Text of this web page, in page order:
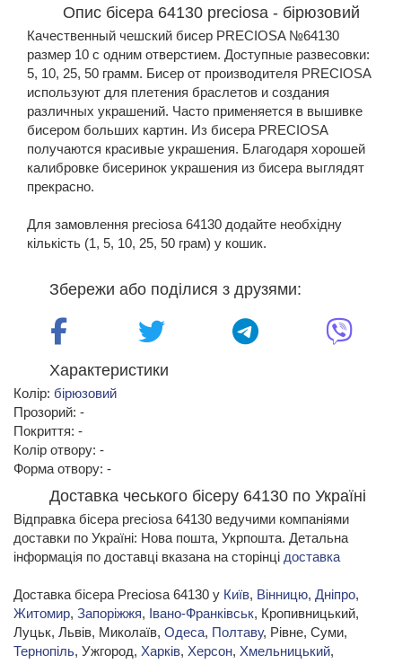
Опис бісера 64130 preciosa - бірюзовий
Качественный чешский бисер PRECIOSA №64130
размер 10 с одним отверстием. Доступные развесовки:
5, 10, 25, 50 грамм. Бисер от производителя PRECIOSA
используют для плетения браслетов и создания
различных украшений. Часто применяется в вышивке
бисером больших картин. Из бисера PRECIOSA
получаются красивые украшения. Благодаря хорошей
калибровке бисеринок украшения из бисера выглядят
прекрасно.
Для замовлення preciosa 64130 додайте необхідну
кількість (1, 5, 10, 25, 50 грам) у кошик.
Збережи або поділися з друзями:
Характеристики
Колір: бірюзовий
Прозорий: -
Покриття: -
Колір отвору: -
Форма отвору: -
Доставка чеського бісеру 64130 по Україні
Відправка бісера preciosa 64130 ведучими компаніями
доставки по Україні: Нова пошта, Укрпошта. Детальна
інформація по доставці вказана на сторінці доставка
Доставка бісера Preciosa 64130 у Київ, Вінницю, Дніпро,
Житомир, Запоріжжя, Івано-Франківськ, Кропивницький,
Луцьк, Львів, Миколаїв, Одеса, Полтаву, Рівне, Суми,
Тернопіль, Ужгород, Харків, Херсон, Хмельницький,